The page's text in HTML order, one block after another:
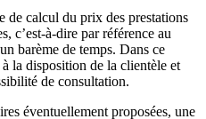
de calcul du prix des prestations
c’est-à-dire par référence au
barème de temps. Dans ce
la disposition de la clientèle et
de consultation.
éventuellement proposées, une